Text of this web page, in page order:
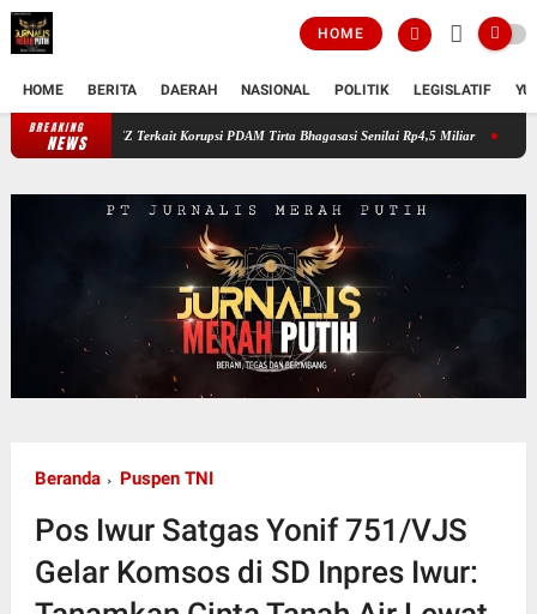
HOME
HOME BERITA DAERAH NASIONAL POLITIK LEGISLATIF
BREAKING
NEWS Kejaksaan Negeri Kabupaten Bekasi Tahan Tersangka AEZ Terkait
Beranda Puspen TNI
Pos Iwur Satgas Yonif 751/VJS
Gelar Komsos di SD Inpres Iwur: